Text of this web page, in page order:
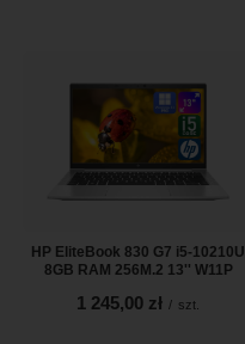
HP EliteBook 830 G7 i5-10210U
8GB RAM 256M.2 13'' W11P
1 245,00 zł / szt.